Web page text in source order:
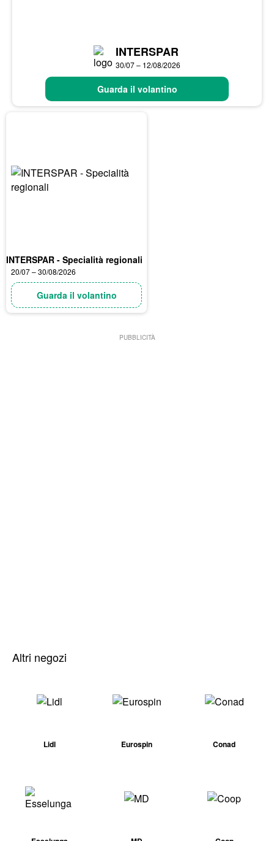
INTERSPAR
30/07 – 12/08/2026
Guarda il volantino
INTERSPAR - Specialità regionali
20/07 – 30/08/2026
Guarda il volantino
PUBBLICITÀ
Altri negozi
Lidl Eurospin Conad